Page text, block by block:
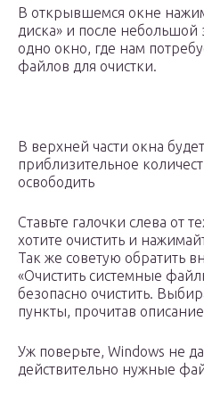
В открывшемся окне
диска» и после небольшой
одно окно, где нам
файлов для очистки.
В верхней части окна
приблизительное
освободить
Ставьте галочки слева от
хотите очистить и
Так же советую обратить
«Очистить системные
безопасно очистить.
пункты, прочитав описание
Уж поверьте, Windows не
действительно нужные